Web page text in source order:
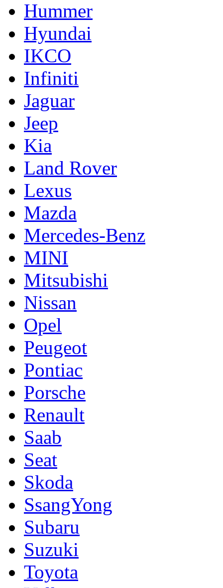
Hummer
Hyundai
IKCO
Infiniti
Jaguar
Jeep
Kia
Land Rover
Lexus
Mazda
Mercedes-Benz
MINI
Mitsubishi
Nissan
Opel
Peugeot
Pontiac
Porsche
Renault
Saab
Seat
Skoda
SsangYong
Subaru
Suzuki
Toyota